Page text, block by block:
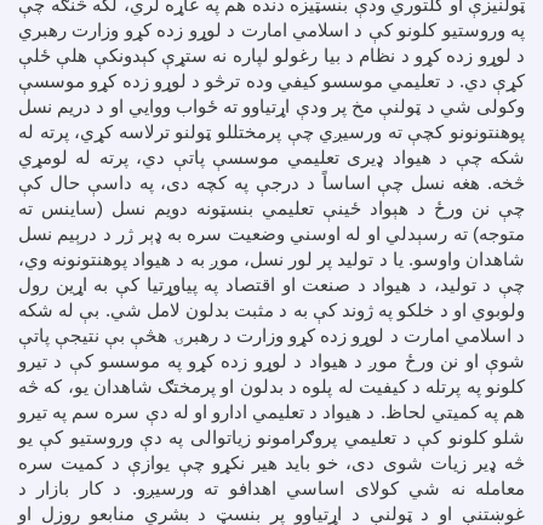
ټولنیزې او کلتوري ودې بنسټیزه دنده هم په غاړه لري، لکه څنګه چې
په وروستیو کلونو کې د اسلامي امارت د لوړو زده کړو وزارت رهبري
د لوړو زده کړو د نظام د بیا رغولو لپاره نه ستړې کېدونکې هلې ځلې
کړې دي. د تعلیمي موسسو کیفي وده ترڅو د لوړو زده کړو موسسې
وکولی شي د ټولنې مخ پر ودې اړتیاوو ته ځواب ووایي او د دریم نسل
پوهنتونونو کچې ته ورسیږي چې پرمختللو ټولنو ترلاسه کړي، پرته له
شکه چې د هیواد ډیری تعلیمي موسسې پاتې دي، پرته له لومړي
څخه. هغه نسل چې اساساً د درجې په کچه دی، په داسې حال کې
چې نن ورځ د هېواد ځینې تعلیمي بنسټونه دویم نسل (ساینس ته
متوجه) ته رسېدلي او له اوسني وضعیت سره به ډېر ژر د درېیم نسل
شاهدان واوسو. یا د تولید پر لور نسل، موږ به د هیواد پوهنتونونه وي،
چې د تولید، د هیواد د صنعت او اقتصاد په پیاوړتیا کې به اړین رول
ولوبوي او د خلکو په ژوند کې به د مثبت بدلون لامل شي. بې له شکه
د اسلامي امارت د لوړو زده کړو وزارت د رهبرۍ هڅې بې نتیجې پاتې
شوې او نن ورځ موږ د هیواد د لوړو زده کړو په موسسو کې د تیرو
کلونو په پرتله د کیفیت له پلوه د بدلون او پرمختګ شاهدان یو، که څه
هم په کمیتي لحاظ. د هیواد د تعلیمي ادارو او له دې سره سم په تیرو
شلو کلونو کې د تعلیمي پروګرامونو زیاتوالی په دې وروستیو کې یو
څه ډیر زیات شوی دی، خو باید هیر نکړو چې یوازې د کمیت سره
معامله نه شي کولای اساسي اهدافو ته ورسیږو. د کار بازار د
غوښتنې او د ټولنې د اړتیاوو پر بنسټ د بشري منابعو روزل او